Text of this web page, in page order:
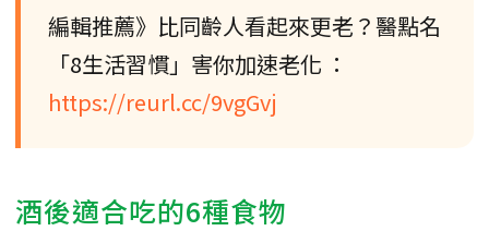
編輯推薦》比同齡人看起來更老？醫點名
「8生活習慣」害你加速老化 ：
https://reurl.cc/9vgGvj
酒後適合吃的6種食物